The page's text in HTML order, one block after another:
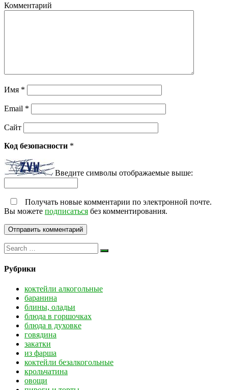
Комментарий
Имя *
Email *
Сайт
Код безопасности *
Введите символы отображаемые выше:
Получать новые комментарии по электронной почте.
Вы можете подписаться без комментирования.
Рубрики
коктейли алкогольные
баранина
блины, оладьи
блюда в горшочках
блюда в духовке
говядина
закатки
из фарша
коктейли безалкогольные
крольчатина
овощи